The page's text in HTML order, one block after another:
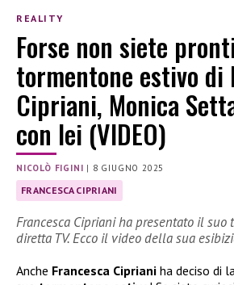
REALITY
Forse non siete
tormentone estivo di
Cipriani, Monica
con lei (VIDEO)
NICOLÒ FIGINI | 8 GIUGNO 2025
FRANCESCA CIPRIANI
Francesca Cipriani ha presentato il suo
diretta TV. Ecco il video della sua
Anche Francesca Cipriani ha deciso di